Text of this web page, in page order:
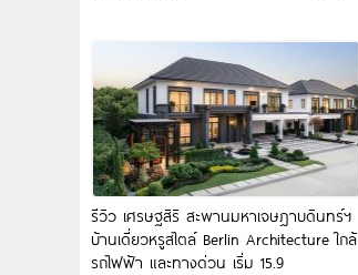
รีวิว เศรษฐสิริ สะพานมหาเจษฎาบดินทร์ฯ
บ้านเดี่ยวหรูสไตล์ Berlin Architecture​ ใกล้
รถไฟฟ้า และทางด่วน เริ่ม 15.9